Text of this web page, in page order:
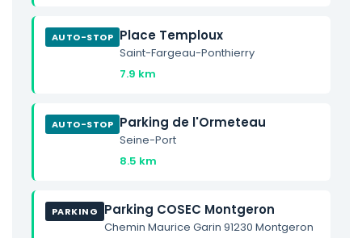
AUTO-STOP Place Temploux
Saint-Fargeau-Ponthierry
7.9 km
AUTO-STOP Parking de l'Ormeteau
Seine-Port
8.5 km
PARKING Parking COSEC Montgeron
Chemin Maurice Garin 91230 Montgeron